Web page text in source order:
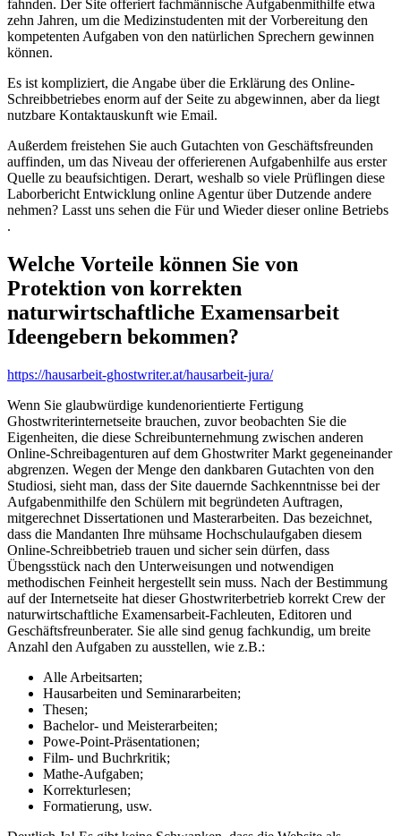
fahnden. Der Site offeriert fachmännische Aufgabenmithilfe etwa
zehn Jahren, um die Medizinstudenten mit der Vorbereitung den
kompetenten Aufgaben von den natürlichen Sprechern gewinnen
können.
Es ist kompliziert, die Angabe über die Erklärung des Online-
Schreibbetriebes enorm auf der Seite zu abgewinnen, aber da liegt
nutzbare Kontaktauskunft wie Email.
Außerdem freistehen Sie auch Gutachten von Geschäftsfreunden
auffinden, um das Niveau der offerierenen Aufgabenhilfe aus erster
Quelle zu beaufsichtigen. Derart, weshalb so viele Prüflingen diese
Laborbericht Entwicklung online Agentur über Dutzende andere
nehmen? Lasst uns sehen die Für und Wieder dieser online Betriebs
.
Welche Vorteile können Sie von
Protektion von korrekten
naturwirtschaftliche Examensarbeit
Ideengebern bekommen?
https://hausarbeit-ghostwriter.at/hausarbeit-jura/
Wenn Sie glaubwürdige kundenorientierte Fertigung
Ghostwriterinternetseite brauchen, zuvor beobachten Sie die
Eigenheiten, die diese Schreibunternehmung zwischen anderen
Online-Schreibagenturen auf dem Ghostwriter Markt gegeneinander
abgrenzen. Wegen der Menge den dankbaren Gutachten von den
Studiosi, sieht man, dass der Site dauernde Sachkenntnisse bei der
Aufgabenmithilfe den Schülern mit begründeten Auftragen,
mitgerechnet Dissertationen und Masterarbeiten. Das bezeichnet,
dass die Mandanten Ihre mühsame Hochschulaufgaben diesem
Online-Schreibbetrieb trauen und sicher sein dürfen, dass
Übengsstück nach den Unterweisungen und notwendigen
methodischen Feinheit hergestellt sein muss. Nach der Bestimmung
auf der Internetseite hat dieser Ghostwriterbetrieb korrekt Crew der
naturwirtschaftliche Examensarbeit-Fachleuten, Editoren und
Geschäftsfreunberater. Sie alle sind genug fachkundig, um breite
Anzahl den Aufgaben zu ausstellen, wie z.B.:
Alle Arbeitsarten;
Hausarbeiten und Seminararbeiten;
Thesen;
Bachelor- und Meisterarbeiten;
Powe-Point-Präsentationen;
Film- und Buchrkritik;
Mathe-Aufgaben;
Korrekturlesen;
Formatierung, usw.